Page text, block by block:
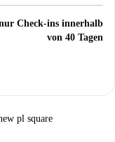
Check-ins innerhalb
von 40 Tagen
pl square